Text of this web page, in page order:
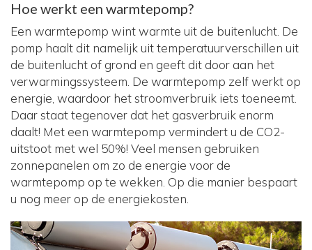
Hoe werkt een warmtepomp?
Een warmtepomp wint warmte uit de buitenlucht. De
pomp haalt dit namelijk uit temperatuurverschillen uit
de buitenlucht of grond en geeft dit door aan het
verwarmingssysteem. De warmtepomp zelf werkt op
energie, waardoor het stroomverbruik iets toeneemt.
Daar staat tegenover dat het gasverbruik enorm
daalt! Met een warmtepomp vermindert u de CO2-
uitstoot met wel 50%! Veel mensen gebruiken
zonnepanelen om zo de energie voor de
warmtepomp op te wekken. Op die manier bespaart
u nog meer op de energiekosten.